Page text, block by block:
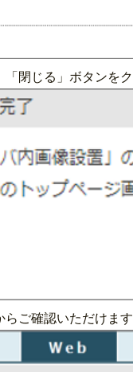
閉じる」ボタンを
らご確認いただけま